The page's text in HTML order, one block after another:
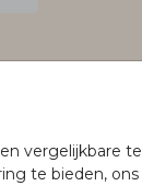
vergelijkbare
te bieden,